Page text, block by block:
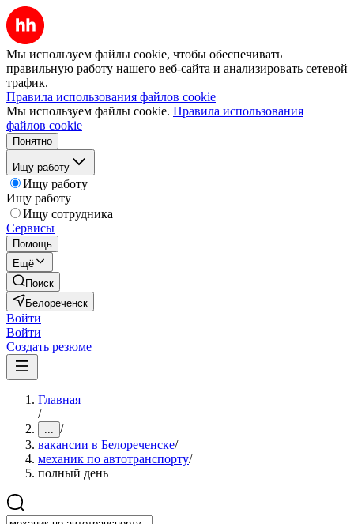
Мы используем файлы cookie, чтобы обеспечивать
правильную работу нашего веб-сайта и анализировать сетевой
трафик.
Правила использования файлов cookie
Мы используем файлы cookie. Правила использования
файлов cookie
Понятно
Ищу работу
Ищу работу
Ищу работу
Ищу сотрудника
Сервисы
Помощь
Ещё
Поиск
Белореченск
Войти
Войти
Создать резюме
Главная
/
... /
вакансии в Белореченске/
механик по автотранспорту/
полный день